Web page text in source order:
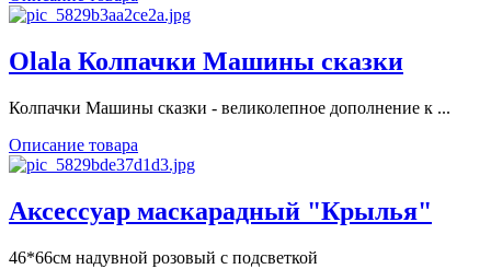
Olala Колпачки Машины сказки
Колпачки Машины сказки - великолепное дополнение к ...
Описание товара
Аксессуар маскарадный "Крылья"
46*66см надувной розовый с подсветкой